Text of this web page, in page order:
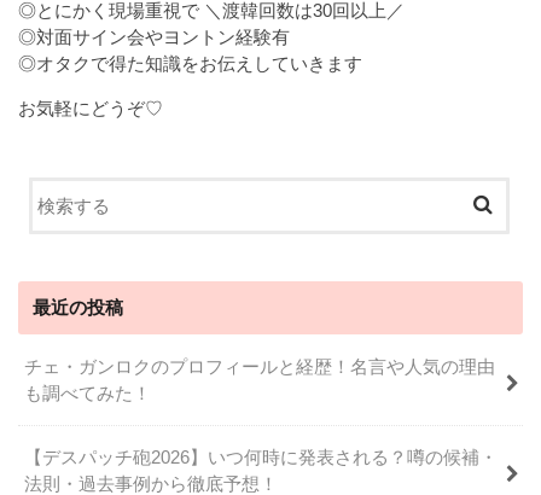
◎とにかく現場重視で ＼渡韓回数は30回以上／
◎対面サイン会やヨントン経験有
◎オタクで得た知識をお伝えしていきます
お気軽にどうぞ♡
最近の投稿
チェ・ガンロクのプロフィールと経歴！名言や人気の理由
も調べてみた！
【デスパッチ砲2026】いつ何時に発表される？噂の候補・
法則・過去事例から徹底予想！